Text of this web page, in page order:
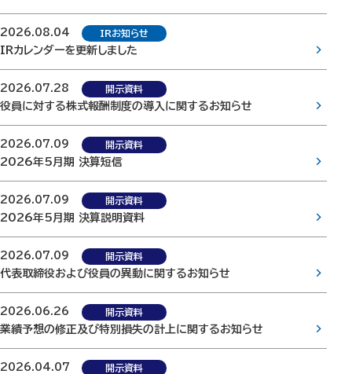
2026.08.04 IRお知らせ
IRカレンダーを更新しました
2026.07.28 開示資料
役員に対する株式報酬制度の導入に関するお知らせ
2026.07.09 開示資料
2026年5月期 決算短信
2026.07.09 開示資料
2026年5月期 決算説明資料
2026.07.09 開示資料
代表取締役および役員の異動に関するお知らせ
2026.06.26 開示資料
業績予想の修正及び特別損失の計上に関するお知らせ
2026.04.07 開示資料